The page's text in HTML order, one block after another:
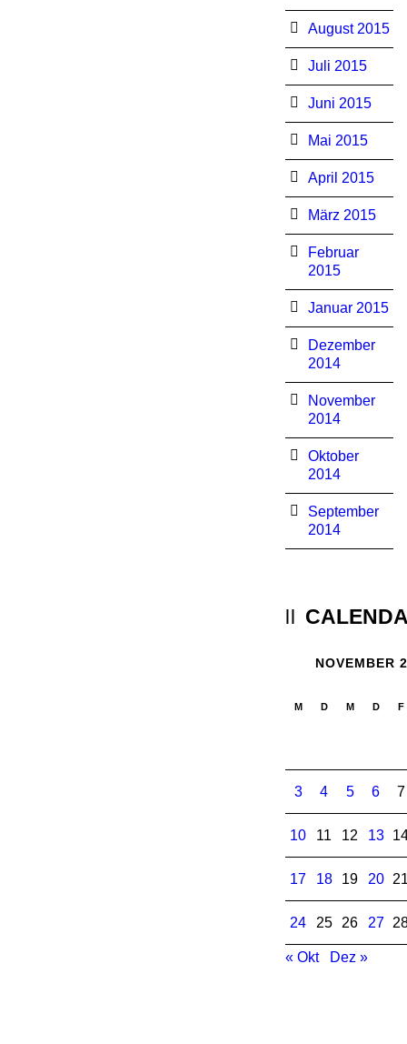
August 2015
Juli 2015
Juni 2015
Mai 2015
April 2015
März 2015
Februar
2015
Januar 2015
Dezember
2014
November
2014
Oktober
2014
September
2014
NOVEMBER
M D M D F
3 4 5 6 7
10 11 12 13
17 18 19 20
24 25 26 27
« Okt Dez »